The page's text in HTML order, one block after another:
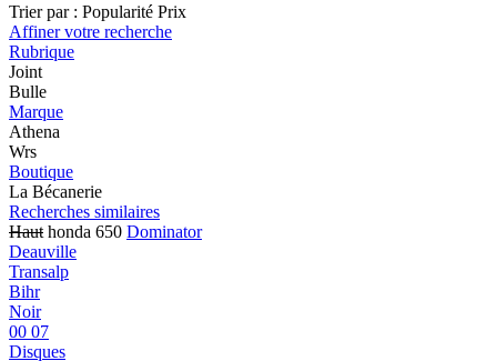
Trier par : Popularité Prix
Affiner votre recherche
Rubrique
Joint
Bulle
Marque
Athena
Wrs
Boutique
La Bécanerie
Recherches similaires
Haut honda 650 Dominator
Deauville
Transalp
Bihr
Noir
00 07
Disques